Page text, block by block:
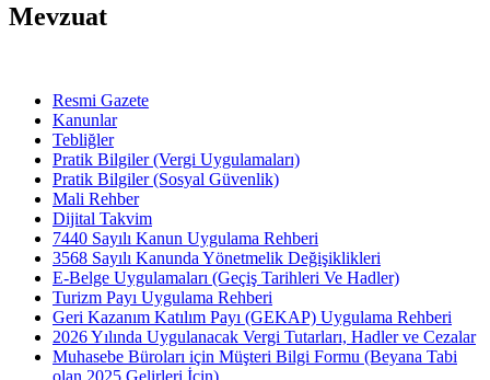
Mevzuat
Resmi Gazete
Kanunlar
Tebliğler
Pratik Bilgiler (Vergi Uygulamaları)
Pratik Bilgiler (Sosyal Güvenlik)
Mali Rehber
Dijital Takvim
7440 Sayılı Kanun Uygulama Rehberi
3568 Sayılı Kanunda Yönetmelik Değişiklikleri
E-Belge Uygulamaları (Geçiş Tarihleri Ve Hadler)
Turizm Payı Uygulama Rehberi
Geri Kazanım Katılım Payı (GEKAP) Uygulama Rehberi
2026 Yılında Uygulanacak Vergi Tutarları, Hadler ve Cezalar
Muhasebe Büroları için Müşteri Bilgi Formu (Beyana Tabi
olan 2025 Gelirleri İçin)